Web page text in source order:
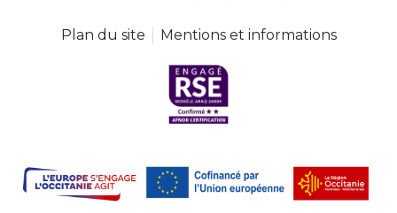
Plan du site Mentions et informations